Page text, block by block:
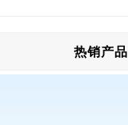
热销产品